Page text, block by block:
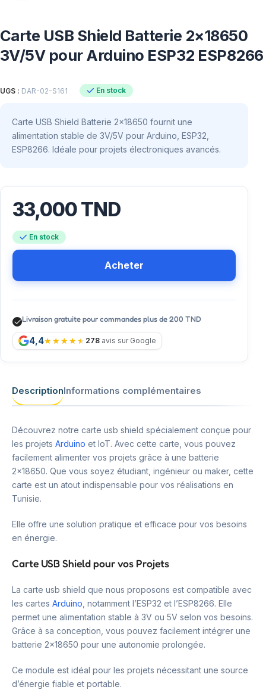
Carte USB Shield Batterie 2×18650
3V/5V pour Arduino ESP32 ESP8266
UGS : DAR-02-S161 En stock
Carte USB Shield Batterie 2×18650 fournit une
alimentation stable de 3V/5V pour Arduino, ESP32,
ESP8266. Idéale pour projets électroniques avancés.
33,000TND
En stock
Acheter
Livraison gratuite pour commandes plus de 200 TND
4,4 278 avis sur Google
DescriptionInformations complémentaires
Découvrez notre carte usb shield spécialement conçue pour
les projets Arduino et IoT. Avec cette carte, vous pouvez
facilement alimenter vos projets grâce à une batterie
2×18650. Que vous soyez étudiant, ingénieur ou maker, cette
carte est un atout indispensable pour vos réalisations en
Tunisie.
Elle offre une solution pratique et efficace pour vos besoins
en énergie.
Carte USB Shield pour vos Projets
La carte usb shield que nous proposons est compatible avec
les cartes Arduino , notamment l’ESP32 et l’ESP8266. Elle
permet une alimentation stable à 3V ou 5V selon vos besoins.
Grâce à sa conception, vous pouvez facilement intégrer une
batterie 2×18650 pour une autonomie prolongée.
Ce module est idéal pour les projets nécessitant une source
d’énergie fiable et portable.